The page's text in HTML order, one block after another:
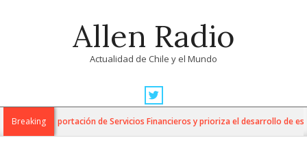
Allen Radio
Actualidad de Chile y el Mundo
Navigation
MenuBreaking
para la Exportación de Servicios Financieros y prioriza el desarrollo de esta